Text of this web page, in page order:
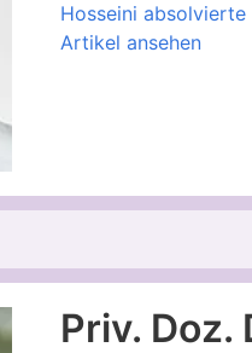
Hosseini
Artikel ansehen
Priv. Doz.